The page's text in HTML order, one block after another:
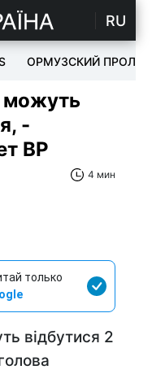
RU
ОРМУЗСКИЙ ПРОЛИВ
можуть
-
ВР
4 мин
только
відбутися 2